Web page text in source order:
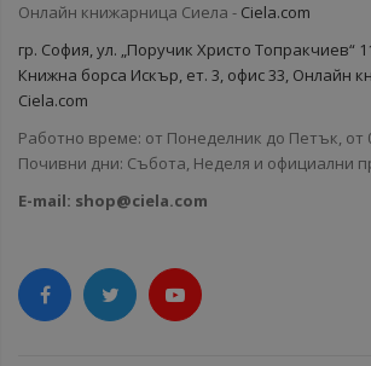
Онлайн книжарница Сиела - Ciela.com
гр. София, ул. „Поручик Христо Топракчиев“
Книжна борса Искър, ет. 3, офис 33, Онлайн
Ciela.com
Работно време: от Понеделник до Петък, от
Почивни дни: Събота, Неделя и официални
E-mail: shop@ciela.com